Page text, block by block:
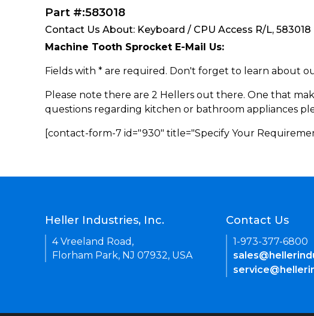
Part #:583018
Contact Us About: Keyboard / CPU Access R/L, 583018
Machine Tooth Sprocket E-Mail Us:
Fields with * are required. Don't forget to learn about
Please note there are 2 Hellers out there. One that
questions regarding kitchen or bathroom appliances
[contact-form-7 id="930" title="Specify Your
Heller Industries, Inc.
4 Vreeland Road,
Florham Park, NJ 07932, USA
Contact Us
1-973-377-6800